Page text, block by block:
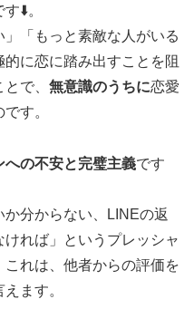
す⬇️。
」「もっと素敵な人がいる
に恋に踏み出すことを阻
で、 無意識のうちに恋愛
す。
への不安と完璧主義です
分からない、LINEの返
れば」というプレッシャ
れは、他者からの評価を
ます。